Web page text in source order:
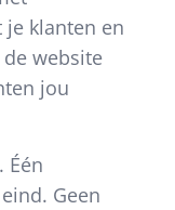
je klanten en
website
jou
Één
Geen